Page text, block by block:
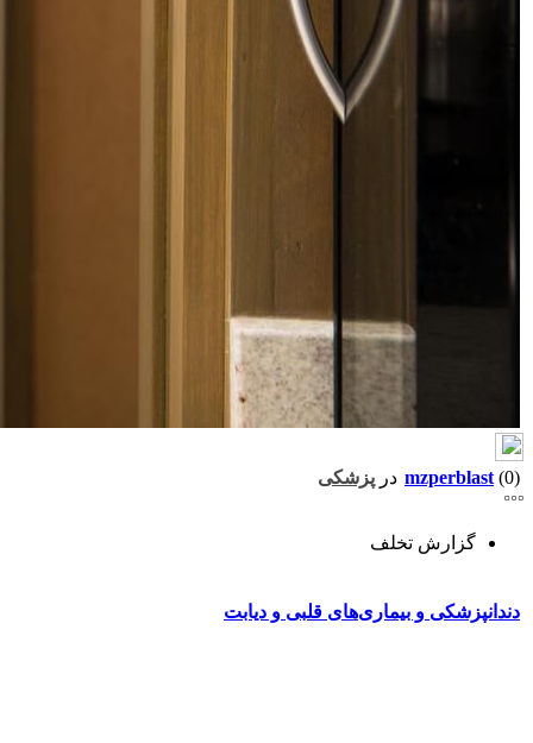
mzperblast (0) در پزشکی
گزارش تخلف
دندانپزشکی و بیماری‌های قلبی و دیابت